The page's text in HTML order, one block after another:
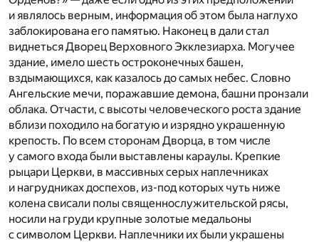
и являлось верным, информация об этом была наглухо
заблокирована его памятью. Наконец в дали стал
виднеться Дворец Верховного Экклезиарха. Могучее
здание, имело шесть остроконечных башен,
вздымающихся, как казалось до самых небес. Словно
Ангельские мечи, поражавшие демона, башни пронзали
облака. Отчасти, с высоты человеческого роста здание
вблизи походило на богатую и изрядно украшенную
крепость. По всем сторонам Дворца, в том числе
у самого входа были выставлены караулы. Крепкие
рыцари Церкви, в массивных серых наплечниках
и нагрудниках доспехов, из-под которых чуть ниже
колена свисали полы священнослужительской рясы,
носили на груди крупные золотые медальоны
с символом Церкви. Наплечники их были украшены